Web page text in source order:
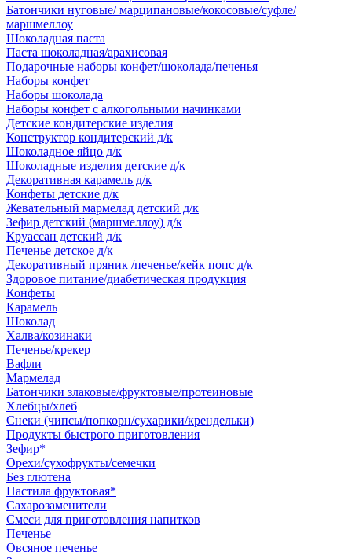
Батончики нуговые/ марципановые/кокосовые/суфле/
маршмеллоу
Шоколадная паста
Паста шоколадная/арахисовая
Подарочные наборы конфет/шоколада/печенья
Наборы конфет
Наборы шоколада
Наборы конфет с алкогольными начинками
Детские кондитерские изделия
Конструктор кондитерский д/к
Шоколадное яйцо д/к
Шоколадные изделия детские д/к
Декоративная карамель д/к
Конфеты детские д/к
Жевательный мармелад детский д/к
Зефир детский (маршмеллоу) д/к
Круассан детский д/к
Печенье детское д/к
Декоративный пряник /печенье/кейк попс д/к
Здоровое питание/диабетическая продукция
Конфеты
Карамель
Шоколад
Халва/козинаки
Печенье/крекер
Вафли
Мармелад
Батончики злаковые/фруктовые/протеиновые
Хлебцы/хлеб
Снеки (чипсы/попкорн/сухарики/крендельки)
Продукты быстрого приготовления
Зефир*
Орехи/сухофрукты/семечки
Без глютена
Пастила фруктовая*
Сахарозаменители
Смеси для приготовления напитков
Печенье
Овсяное печенье